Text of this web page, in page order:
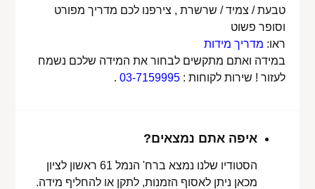
טבעת / צמיד / שרשרת , צירפנו לכם מדריך מפורט
וסופר פשוט
ראו: מדריך מידות
במידה ואתם מתקשים לבחור את המידה שלכם נשמח
לעזור ! שירות לקוחות :03-7159995
.
איפה אתם נמצאים?
הסטודיו שלנו נמצא ברח' הנמל 61 ראשון לציון
מכאן ניתן לאסוף הזמנות, לתקן או להחליף מידה.